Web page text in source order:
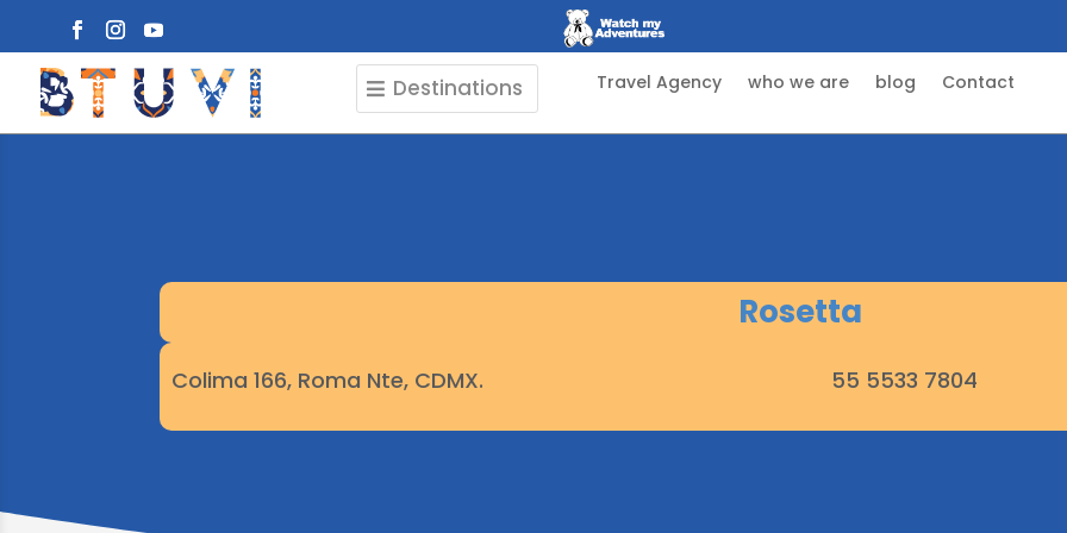
Destinations Travel Agency who we are blog Contact
Rosetta
Colima 166, Roma Nte, CDMX. 55 5533 7804